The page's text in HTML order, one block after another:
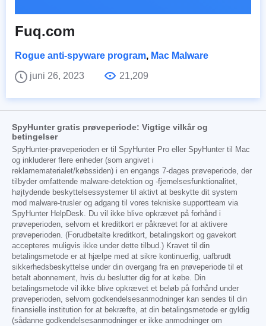
Fuq.com
Rogue anti-spyware program, Mac Malware
juni 26, 2023
21,209
SpyHunter gratis prøveperiode: Vigtige vilkår og
betingelser
SpyHunter-prøveperioden er til SpyHunter Pro eller SpyHunter til Mac
og inkluderer flere enheder (som angivet i
reklamematerialet/købssiden) i en engangs 7-dages prøveperiode, der
tilbyder omfattende malware-detektion og -fjernelsesfunktionalitet,
højtydende beskyttelsessystemer til aktivt at beskytte dit system
mod malware-trusler og adgang til vores tekniske supportteam via
SpyHunter HelpDesk. Du vil ikke blive opkrævet på forhånd i
prøveperioden, selvom et kreditkort er påkrævet for at aktivere
prøveperioden. (Forudbetalte kreditkort, betalingskort og gavekort
accepteres muligvis ikke under dette tilbud.) Kravet til din
betalingsmetode er at hjælpe med at sikre kontinuerlig, uafbrudt
sikkerhedsbeskyttelse under din overgang fra en prøveperiode til et
betalt abonnement, hvis du beslutter dig for at købe. Din
betalingsmetode vil ikke blive opkrævet et beløb på forhånd under
prøveperioden, selvom godkendelsesanmodninger kan sendes til din
finansielle institution for at bekræfte, at din betalingsmetode er gyldig
(sådanne godkendelsesanmodninger er ikke anmodninger om